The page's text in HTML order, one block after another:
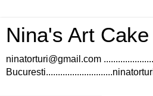
Nina's Art Cake
ninatorturi@gmail.com